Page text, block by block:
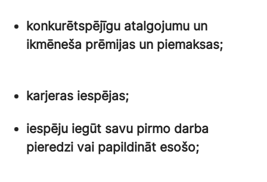
konkurētspējīgu atalgojumu un
ikmēneša prēmijas un piemaksas;
karjeras iespējas;
iespēju iegūt savu pirmo darba
pieredzi vai papildināt esošo;